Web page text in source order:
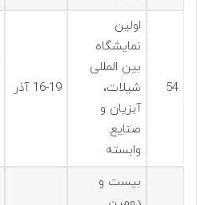
54
اولین
نمایشگاه
بین المللی
شیلات،
آبزیان و
صنایع
وابسته
16-19 آذر
بیست و